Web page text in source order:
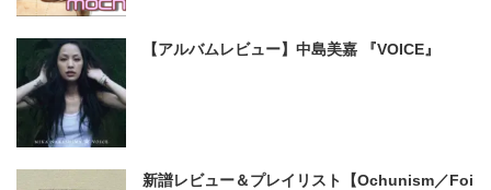
【アルバムレビュー】中島美嘉 『VOICE』
新譜レビュー＆プレイリスト【Ochunism／Foi